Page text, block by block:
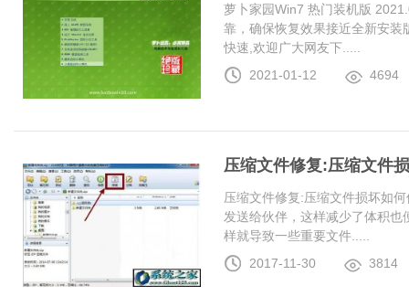
萝卜家园Win7 热门装机版
靠，确保恢复效果接近全新安
快速,欢迎广大网友下.....
2021-01-12
4694
压缩文件修复:压缩文件
压缩文件修复:压缩文件损坏如
发送给伙伴，这样减少了体积
样就导致一些重要文件.....
2017-11-30
3814